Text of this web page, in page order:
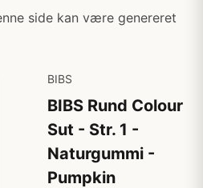
side kan være genereret
BIBS
BIBS Rund Colour
Sut - Str. 1 -
Naturgummi -
Pumpkin